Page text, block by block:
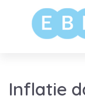
Inflatie